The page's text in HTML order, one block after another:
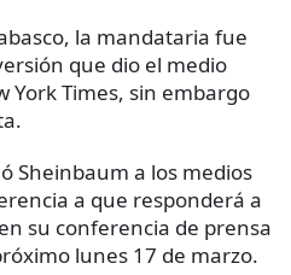
la mandataria fue
que dio el medio
York Times, sin embargo
Sheinbaum a los medios
a que responderá a
su conferencia de prensa
lunes 17 de marzo.